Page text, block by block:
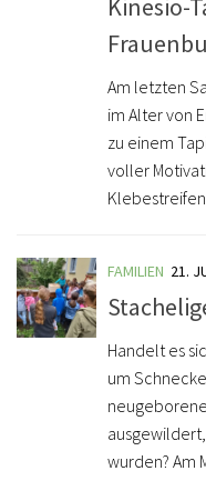
Kinesio-
Am letzten
im Alter von
zu einem
voller
FAMILIEN 21.
Handelt es
um
wurden? Am